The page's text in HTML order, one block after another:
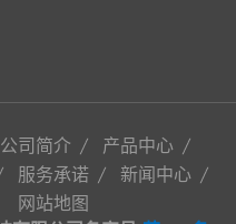
公司简介
产品中心
服务承诺
新闻中心
网站地图